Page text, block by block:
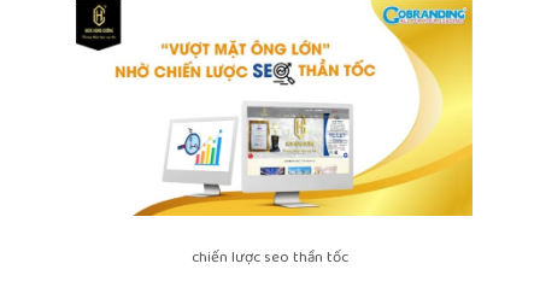
chiến lược seo thần tốc